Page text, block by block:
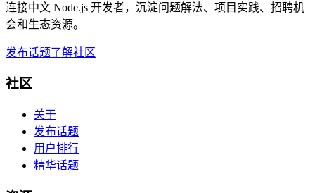
连接中文 Node.js 开发者，沉淀问题解法、项目实践、招聘机
会和生态资源。
发布话题了解社区
社区
关于
发布话题
用户排行
精华话题